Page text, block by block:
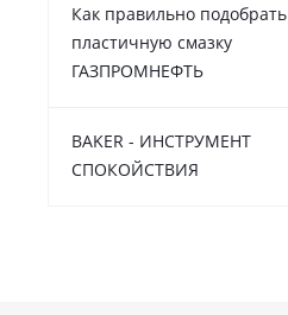
Как правильно подобрать
пластичную смазку
ГАЗПРОМНЕФТЬ
BAKER - ИНСТРУМЕНТ
СПОКОЙСТВИЯ